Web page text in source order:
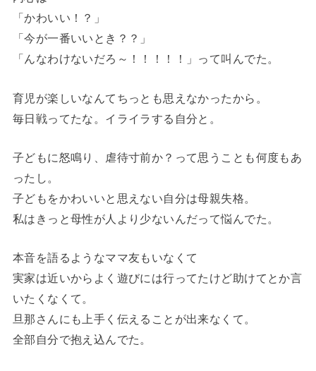
「かわいい！？」
「今が一番いいとき？？」
「んなわけないだろ～！！！！！」って叫んでた。
育児が楽しいなんてちっとも思えなかったから。
毎日戦ってたな。イライラする自分と。
子どもに怒鳴り、虐待寸前か？って思うことも何度もあ
ったし。
子どもをかわいいと思えない自分は母親失格。
私はきっと母性が人より少ないんだって悩んでた。
本音を語るようなママ友もいなくて
実家は近いからよく遊びには行ってたけど助けてとか言
いたくなくて。
旦那さんにも上手く伝えることが出来なくて。
全部自分で抱え込んでた。